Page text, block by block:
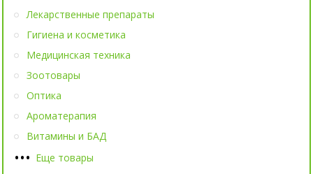
••• Еще товары
Лекарственные препараты
Гигиена и косметика
Медицинская техника
Зоотовары
Оптика
Ароматерапия
Витамины и БАД